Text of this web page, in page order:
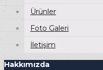
Ürünler
Foto Galeri
İletişim
Hakkımızda